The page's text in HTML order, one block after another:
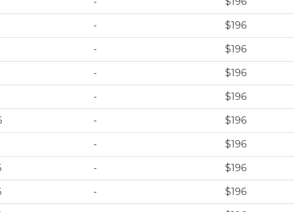
- $196
- $196
- $196
- $196
- $196
- $196
- $196
- $196